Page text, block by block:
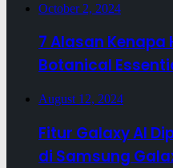
October 2, 2024
7 Alasan Kenapa
Botanical
August 12, 2024
Fitur Galaxy AI
di Samsung